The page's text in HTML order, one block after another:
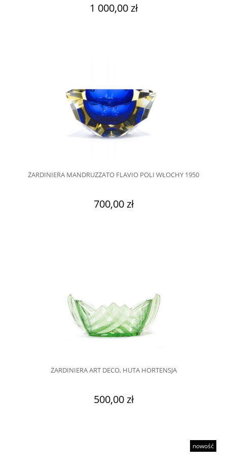
1 000,00 zł
ŻARDINIERA MANDRUZZATO FLAVIO POLI WŁOCHY 1950
700,00 zł
ŻARDINIERA ART DECO, HUTA HORTENSJA
500,00 zł
nowość